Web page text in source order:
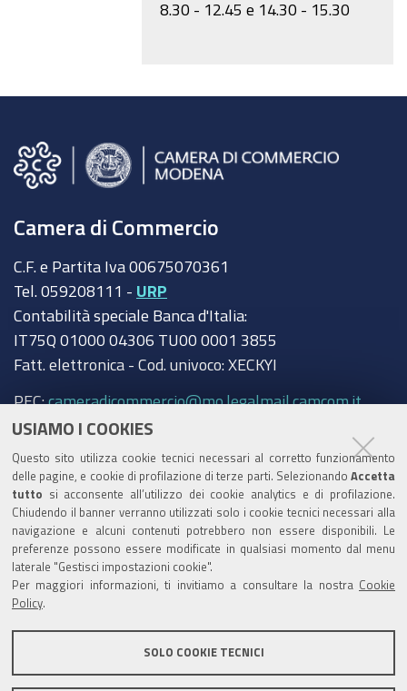
USIAMO I COOKIES
Questo sito utilizza cookie tecnici necessari al corretto funzionamento
delle pagine, e cookie di profilazione di terze parti. Selezionando Accetta
tutto si acconsente all’utilizzo dei cookie analytics e di profilazione.
Chiudendo il banner verranno utilizzati solo i cookie tecnici necessari alla
navigazione e alcuni contenuti potrebbero non essere disponibili. Le
preferenze possono essere modificate in qualsiasi momento dal menu
laterale "Gestisci impostazioni cookie".
Per maggiori informazioni, ti invitiamo a consultare la nostra Cookie
Policy
SOLO COOKIE TECNICI
8.30 - 12.45 e 14.30 - 15.30
Camera di Commercio
C.F. e Partita Iva 00675070361
Tel. 059208111 - URP
Contabilità speciale Banca d'Italia:
IT75Q 01000 04306 TU00 0001 3855
Fatt. elettronica - Cod. univoco: XECKYI
PEC:cameradicommercio@mo.legalmail.camcom.it
Trasparenza
Amministrazione trasparente
Albo Camerale
Pubblicità Legale
Area riservata Amministratori